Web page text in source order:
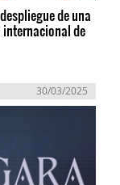
de una
internacional de
30/03/2025